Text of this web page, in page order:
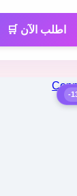
اطلب الآن 🛒
-